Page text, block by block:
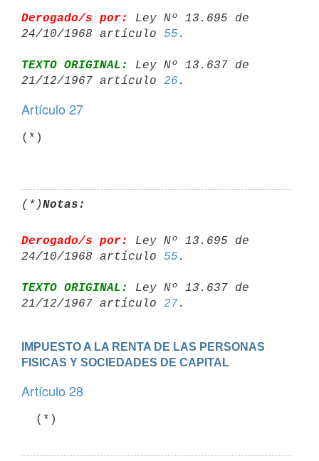
Derogado/s por:
Ley Nº 13.695 de
24/10/1968 artículo 55
TEXTO ORIGINAL:
Ley Nº 13.637 de
21/12/1967 artículo 26
Artículo 27
(*)
(*)Notas:
Derogado/s por:
Ley Nº 13.695 de
24/10/1968 artículo 55
TEXTO ORIGINAL:
Ley Nº 13.637 de
21/12/1967 artículo 27
IMPUESTO A LA RENTA DE LAS PERSONAS
FISICAS Y SOCIEDADES DE CAPITAL
Artículo 28
  (*)